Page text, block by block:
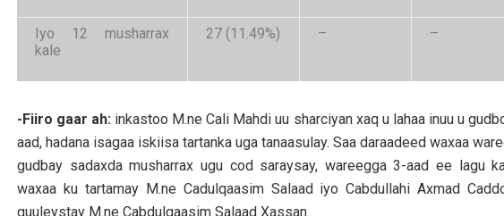
Iyo 12 musharrax
kale
27 (11.49%) – –
-Fiiro gaar ah: inkastoo M.ne Cali Mahdi uu sharciyan xaq u lahaa inuu u
aad, hadana isagaa iskiisa tartanka uga tanaasulay. Saa daraadeed waxaa
gudbay sadaxda musharrax ugu cod saraysay, wareegga 3-aad ee lagu
waxaa ku tartamay M.ne Cadulqaasim Salaad iyo Cabdullahi Axmad
guuleystay M.ne Cabdulqaasim Salaad Xassan.